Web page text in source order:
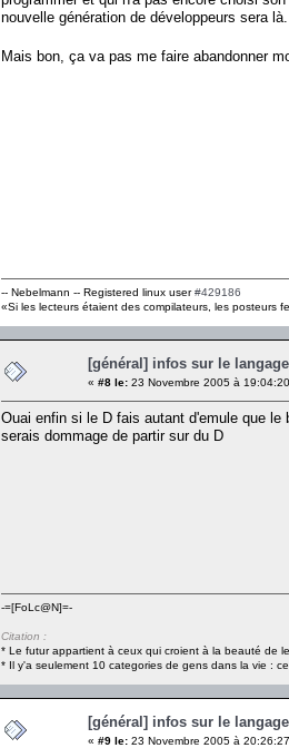
nouvelle génération de développeurs sera là.
Mais bon, ça va pas me faire abandonner
-- Nebelmann -- Registered linux user#429186
«Si les lecteurs étaient des compilateurs, les posteurs
[général] infos sur le
« #8 le: 23 Novembre 2005 à
Ouai enfin si le D fais autant d'emule que
serais dommage de partir sur du D
-=[FoLc@N]=-
Citation :
* Le futur appartient à ceux qui croient à la beauté de
* Il y'a seulement 10 categories de gens dans la vie :
[général] infos sur le
« #9 le: 23 Novembre 2005 à